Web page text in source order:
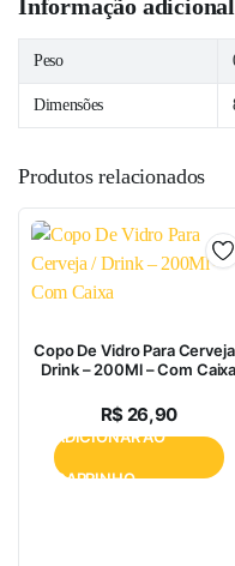
Informação adicional
Peso
Dimensões
Produtos relacionados
Copo De Vidro Para
Drink – 200Ml – Com Caixa
R$26,90
ADICIONAR AO
CARRINHO